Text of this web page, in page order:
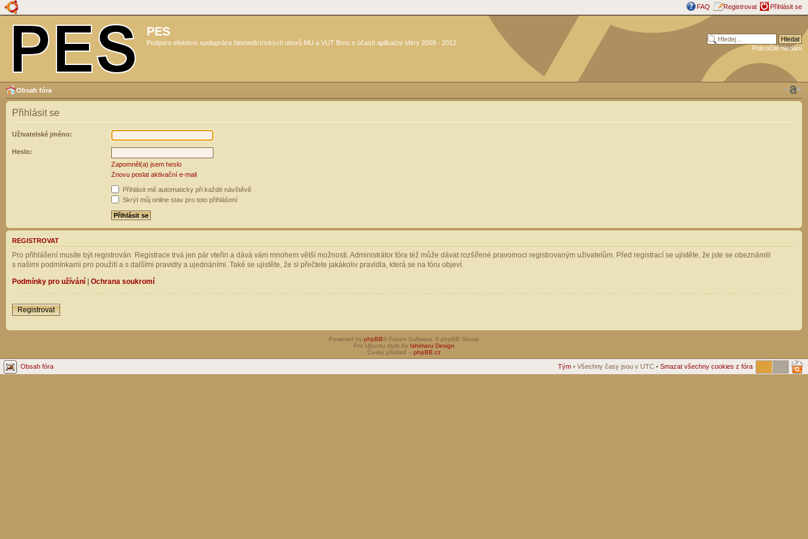
FAQ Registrovat Přihlásit se
PES
Podpora efektivní spolupráce biomedicínských oborů MU a VUT Brno s účastí aplikační sféry 2009 - 2012
Pokročilé hledání
Obsah fóra
Přihlásit se
Uživatelské jméno:
Heslo:
Zapomněl(a) jsem heslo
Znovu poslat aktivační e-mail
Přihlásit mě automaticky při každé návštěvě
Skrýt můj online stav pro toto přihlášení
REGISTROVAT
Pro přihlášení musíte být registrován. Registrace trvá jen pár vteřin a dává vám mnohem větší možnosti. Administrátor fóra též může dávat rozšířené pravomoci registrovaným uživatelům. Před registrací se ujistěte, že jste se obeznámili
s našimi podmínkami pro použití a s dalšími pravidly a ujednáními. Také se ujistěte, že si přečtete jakákoliv pravidla, která se na fóru objeví.
Podmínky pro užívání | Ochrana soukromí
Registrovat
Powered by phpBB® Forum Software © phpBB Group
Pro Ubuntu style by Ishimaru Design
Český překlad – phpBB.cz
Obsah fóra Tým • Všechny časy jsou v UTC • Smazat všechny cookies z fóra